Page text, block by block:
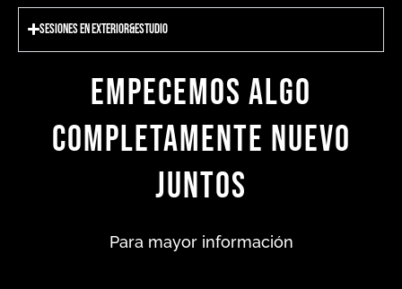
Sesiones en Exterior&Estudio
Empecemos algo
completamente nuevo
juntos
Para mayor información